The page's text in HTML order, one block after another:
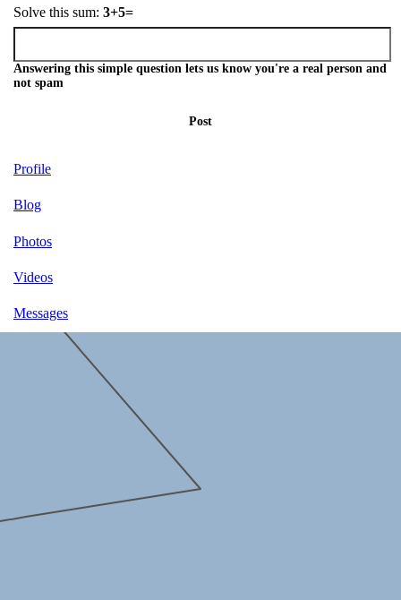
Solve this sum: 3+5=
Answering this simple question lets us know you're a real person and
not spam
Post
Profile
Blog
Photos
Videos
Messages